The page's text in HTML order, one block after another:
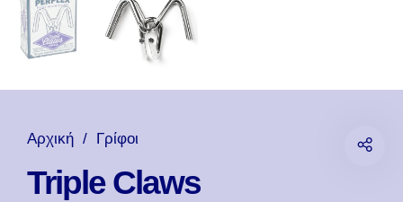
Αρχική / Γρίφοι
Triple Claws